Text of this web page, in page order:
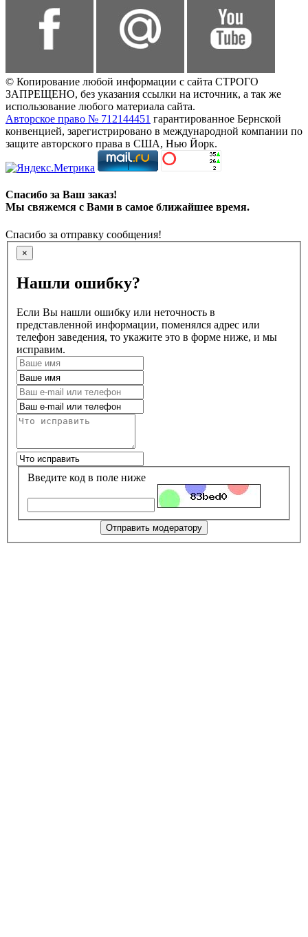
© Копирование любой информации с сайта СТРОГО
ЗАПРЕЩЕНО, без указания ссылки на источник, а так же
использование любого материала сайта.
Авторское право № 712144451 гарантированное Бернской
конвенцией, зарегистрировано в международной компании по
защите авторского права в США, Нью Йорк.
Спасибо за Ваш заказ!
Мы свяжемся с Вами в самое ближайшее время.
Спасибо за отправку сообщения!
×
Нашли ошибку?
Если Вы нашли ошибку или неточность в
представленной информации, поменялся адрес или
телефон заведения, то укажите это в форме ниже, и мы
исправим.
Введите код в поле ниже
Отправить модератору